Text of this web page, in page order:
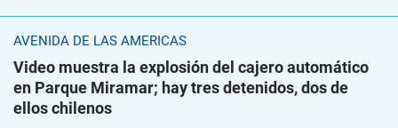
AVENIDA DE LAS AMÉRICAS
Video muestra la explosión del cajero automático
en Parque Miramar; hay tres detenidos, dos de
ellos chilenos